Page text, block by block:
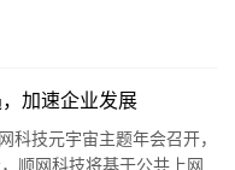
加速企业发展
科技元宇宙主题年会召开，
顺网科技将基于公共上网